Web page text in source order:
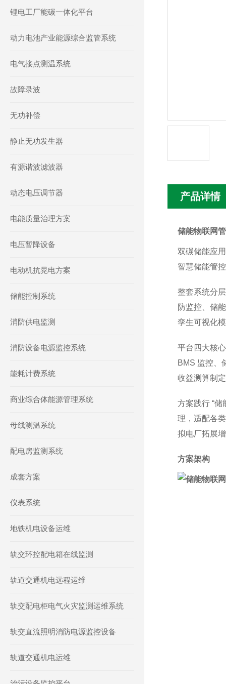
锂电工厂能碳一体化平台
动力电池产业能源综合监管系统
电气接点测温系统
故障录波
无功补偿
静止无功发生器
有源谐波滤波器
动态电压调节器
电能质量治理方案
电压暂降设备
电动机抗晃电方案
储能控制系统
消防供电监测
消防设备电源监控系统
能耗计费系统
商业综合体能源管理系统
母线测温系统
配电房监测系统
成套方案
仪表系统
地铁机电设备运维
轨交环控配电箱在线监测
轨道交通机电远程运维
轨交配电柜电气火灾监测运维系统
轨交直流照明消防电源监控设备
轨道交通机电运维
产品详情
储能物联网
双碳储能应
智慧储能管
整套系统分
防监控、储
孪生可视化
平台四大核
BMS 监控、
收益测算制
方案践行 “
理，适配各
拟电厂拓展
方案架构